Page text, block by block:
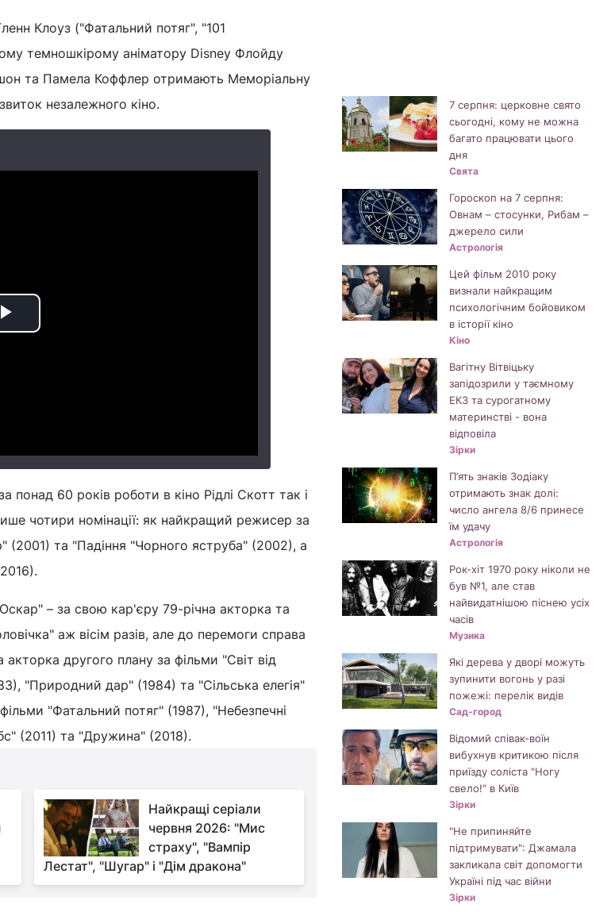
Клоуз ("Фатальний потяг", "101
темношкірому аніматору Disney Флойду
та Памела Коффлер отримають Меморіальну
незалежного кіно.
Play
60 років роботи в кіно Рідлі Скотт так і
чотири номінації: як найкращий режисер за
(2001) та "Падіння "Чорного яструба" (2002), а
– за свою кар'єру 79-річна акторка та
аж вісім разів, але до перемоги справа
другого плану за фільми "Світ від
"Природний дар" (1984) та "Сільська елегія"
"Фатальний потяг" (1987), "Небезпечні
(2011) та "Дружина" (2018).
Найкращі серіали
червня 2026: "Мис
страху", "Вампір
Лестат", "Шугар" і "Дім дракона"
7 серпня: церковне свято
сьогодні, кому не можна
багато працювати цього
дня
Свята
Гороскоп на 7 серпня:
Овнам – стосунки, Рибам –
джерело сили
Астрологія
Цей фільм 2010 року
визнали найкращим
психологічним бойовиком
в історії кіно
Кіно
Вагітну Вітвіцьку
запідозрили у таємному
ЕКЗ та сурогатному
материнстві - вона
відповіла
Зірки
П’ять знаків Зодіаку
отримають знак долі:
число ангела 8/6 принесе
їм удачу
Астрологія
Рок-хіт 1970 року ніколи не
був №1, але став
найвидатнішою піснею усіх
часів
Музика
Які дерева у дворі можуть
зупинити вогонь у разі
пожежі: перелік видів
Сад-город
Відомий співак-воїн
вибухнув критикою після
приїзду соліста "Ногу
свело!" в Київ
Зірки
"Не припиняйте
підтримувати": Джамала
закликала світ допомогти
Україні під час війни
Зірки